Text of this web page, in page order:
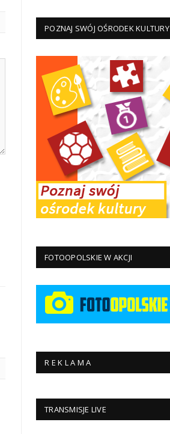
POZNAJ SWÓJ OŚRODEK KULTURY
FOTOOPOLSKIE W AKCJI
R E K L A M A
TRANSMISJE LIVE